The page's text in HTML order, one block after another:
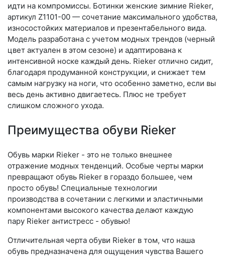
идти на компромиссы. Ботинки женские зимние Rieker,
артикул Z1101-00 — сочетание максимального удобства,
износостойких материалов и презентабельного вида.
Модель разработана с учетом модных трендов (чер­ный
цвет актуален в этом сезоне) и адаптирована к
интенсивной носке каждый день. Ri­eker отлично сидит,
благодаря продуманной конструкции, и снижает тем
самым нагрузку на ноги, что особенно заметно, если вы
весь день активно двигаетесь. Плюс не требует
слишком сложного ухода.
Преимущества обуви Rieker
Обувь марки Rieker - это не только внешнее
отражение модных тенденций. Особые черты марки
превращают обувь Rieker в гораздо большее, чем
просто обувь! Специальные технологии
производства в сочетании с легкими и эластичными
компонентами высокого качества делают каждую
пару Rieker антистресс - обувью!
Отличительная черта обуви Rieker в том, что наша
обувь предназначена для ощущения чувства Вашего